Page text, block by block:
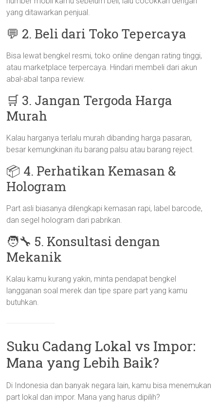
yang ditawarkan penjual.
💬 2. Beli dari Toko Tepercaya
Bisa lewat bengkel resmi, toko online dengan rating tinggi,
atau marketplace terpercaya. Hindari membeli dari akun
abal-abal tanpa review.
🛒 3. Jangan Tergoda Harga
Murah
Kalau harganya terlalu murah dibanding harga pasaran,
besar kemungkinan itu barang palsu atau barang reject.
📦 4. Perhatikan Kemasan &
Hologram
Part asli biasanya dilengkapi kemasan rapi, label barcode,
dan segel hologram dari pabrikan.
🧑‍🔧 5. Konsultasi dengan
Mekanik
Kalau kamu kurang yakin, minta pendapat bengkel
langganan soal merek dan tipe spare part yang kamu
butuhkan.
Suku Cadang Lokal vs Impor:
Mana yang Lebih Baik?
Di Indonesia dan banyak negara lain, kamu bisa menemukan
part lokal dan impor. Mana yang harus dipilih?